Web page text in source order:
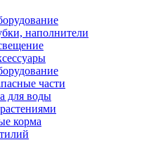
наполнители
части
для воды
корма